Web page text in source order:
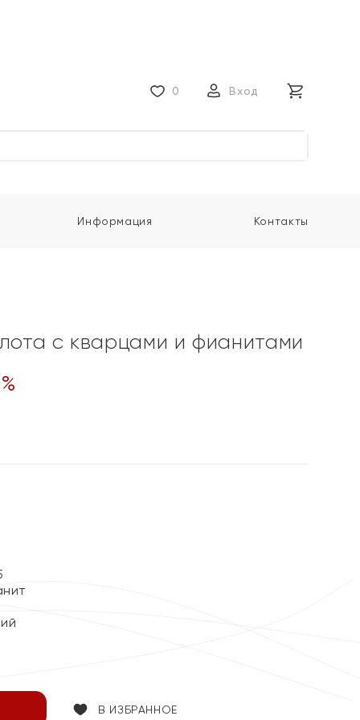
0 Вход
Информация Контакты
с кварцами и фианитами
%
В ИЗБРАННОЕ